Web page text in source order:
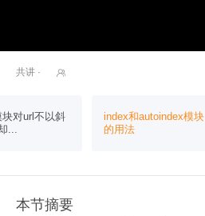
共讲 · 
对url不以斜
...
index和autoindex模块
的用法
本节摘要